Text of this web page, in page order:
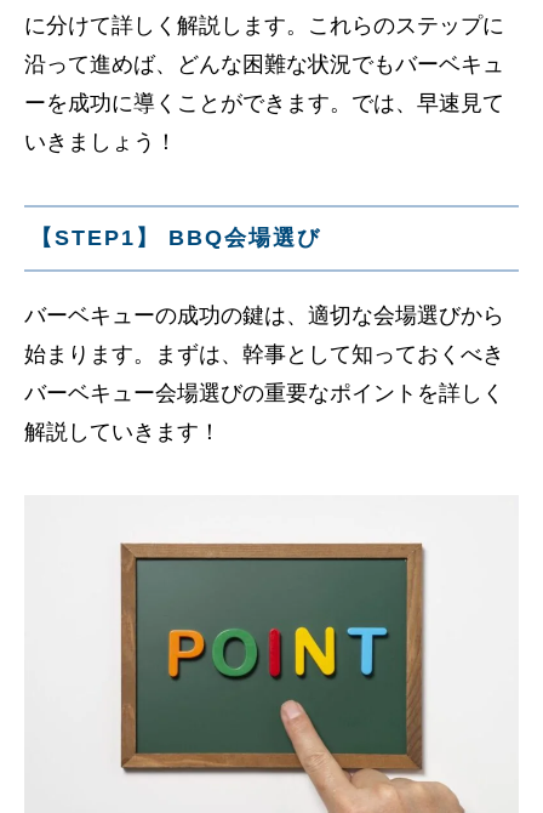
に分けて詳しく解説します。これらのステップに
沿って進めば、どんな困難な状況でもバーベキュ
ーを成功に導くことができます。では、早速見て
いきましょう！
【STEP1】 BBQ会場選び
バーベキューの成功の鍵は、適切な会場選びから
始まります。まずは、幹事として知っておくべき
バーベキュー会場選びの重要なポイントを詳しく
解説していきます！